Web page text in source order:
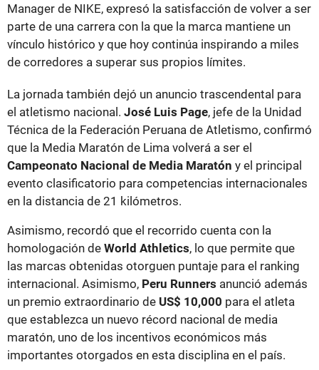
Manager de NIKE, expresó la satisfacción de volver a ser
parte de una carrera con la que la marca mantiene un
vínculo histórico y que hoy continúa inspirando a miles
de corredores a superar sus propios límites.
La jornada también dejó un anuncio trascendental para
el atletismo nacional. José Luis Page, jefe de la Unidad
Técnica de la Federación Peruana de Atletismo, confirmó
que la Media Maratón de Lima volverá a ser el
Campeonato Nacional de Media Maratón y el principal
evento clasificatorio para competencias internacionales
en la distancia de 21 kilómetros.
Asimismo, recordó que el recorrido cuenta con la
homologación de World Athletics, lo que permite que
las marcas obtenidas otorguen puntaje para el ranking
internacional. Asimismo, Peru Runners anunció además
un premio extraordinario de US$ 10,000 para el atleta
que establezca un nuevo récord nacional de media
maratón, uno de los incentivos económicos más
importantes otorgados en esta disciplina en el país.